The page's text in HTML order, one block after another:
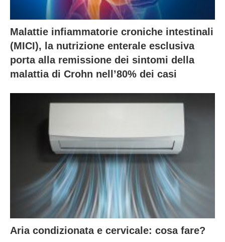
Malattie infiammatorie croniche intestinali
(MICI), la nutrizione enterale esclusiva
porta alla remissione dei sintomi della
malattia di Crohn nell’80% dei casi
Aria condizionata e cervicale: cosa fare?